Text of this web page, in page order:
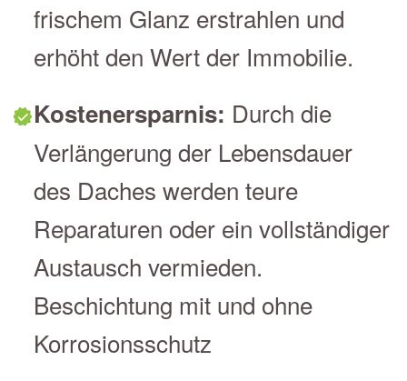
frischem Glanz erstrahlen und
erhöht den Wert der Immobilie.
Kostenersparnis: Durch die
Verlängerung der Lebensdauer
des Daches werden teure
Reparaturen oder ein vollständiger
Austausch vermieden.
Beschichtung mit und ohne
Korrosionsschutz